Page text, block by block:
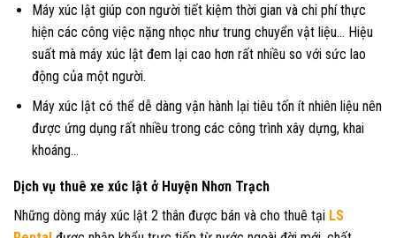
Máy xúc lật giúp con người tiết kiệm thời gian và chi phí thực
hiện các công việc nặng nhọc như trung chuyển vật liệu… Hiệu
suất mà máy xúc lật đem lại cao hơn rất nhiều so với sức lao
động của một người.
Máy xúc lật có thể dễ dàng vận hành lại tiêu tốn ít nhiên liệu nên
được ứng dụng rất nhiều trong các công trình xây dựng, khai
khoáng…
Dịch vụ thuê xe xúc lật ở Huyện Nhơn Trạch
Những dòng máy xúc lật 2 thân được bán và cho thuê tại LS